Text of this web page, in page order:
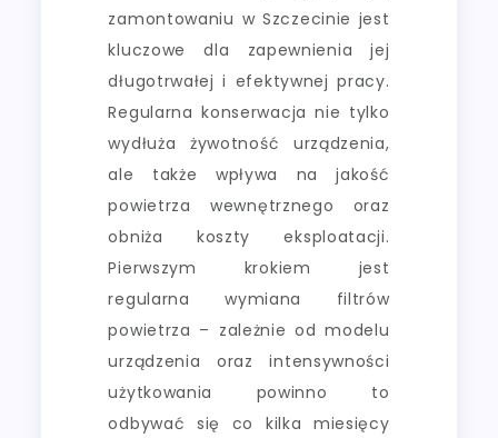
zamontowaniu w Szczecinie jest
kluczowe dla zapewnienia jej
długotrwałej i efektywnej pracy.
Regularna konserwacja nie tylko
wydłuża żywotność urządzenia,
ale także wpływa na jakość
powietrza wewnętrznego oraz
obniża koszty eksploatacji.
Pierwszym krokiem jest
regularna wymiana filtrów
powietrza – zależnie od modelu
urządzenia oraz intensywności
użytkowania powinno to
odbywać się co kilka miesięcy